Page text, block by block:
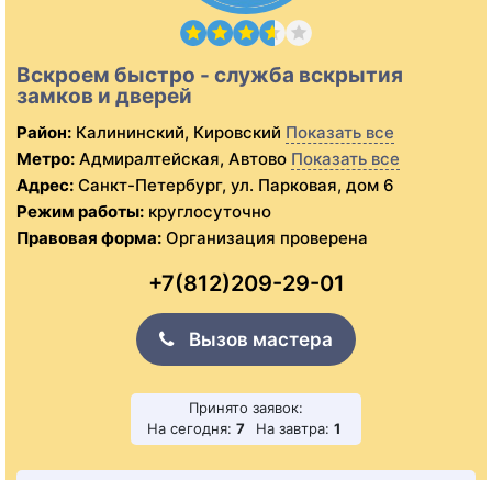
Вскроем быстро - служба вскрытия
замков и дверей
Район: Калининский, Кировский Показать все
Метро: Адмиралтейская, Автово Показать все
Адрес: Санкт-Петербург, ул. Парковая, дом 6
Режим работы: круглосуточно
Правовая форма: Организация проверена
+7(812)209-29-01
Вызов мастера
Принято заявок:
На сегодня: 7 На завтра: 1